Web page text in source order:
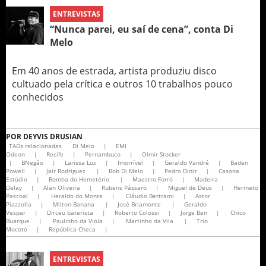
ENTREVISTAS
“Nunca parei, eu saí de cena”, conta Di
Melo
Em 40 anos de estrada, artista produziu disco
cultuado pela crítica e outros 10 trabalhos pouco
conhecidos
POR DEYVIS DRUSIAN
TAGs relacionadas Di Melo |
EMI
Odeon
| Recife | Pernambuco |
Olmir Stocker
|
BNegão | Larissa Luz | Imorrível | Geraldo Vandré |
Baden
Powell
| Jair Rodriguez | Bob Di Melo | Pedro Diniz |
Casona
Estúdio
| Bomba do Hemetério | Maestro Forró |
Madeira
Delay
| Alan Oliveira | Rubens Pássaro | Miguel de Deus |
Hermeto
Pascoal
| Heraldo do Monte | Cláudio Bertrami |
Astor
Piazzolla
| Milton Banana | José Briamonte |
Geraldo
Vespar
| Dirceu baterista | Roberto Colossi | Jorge Ben |
Chico
Buarque
| Paulinho da Viola | Martinho da Vila |
Trio
Mocotó
| República Checa |
ENTREVISTAS